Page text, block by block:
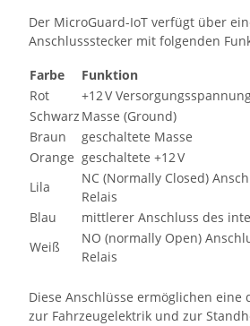
Der MicroGuard-IoT verfügt über
Anschlussstecker mit folgenden
Farbe
Funktion
Rot
+12 V
Schwarz Masse (Ground)
Braun
geschaltete Masse
Orange geschaltete +12 V
Lila
NC (Normally Closed)
Relais
Blau
mittlerer Anschluss des
Weiß
NO (normally Open)
Relais
Diese Anschlüsse ermöglichen eine
zur Fahrzeugelektrik und zur